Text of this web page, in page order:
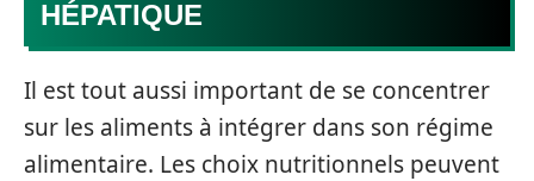
HÉPATIQUE
Il est tout aussi important de se concentrer
sur les aliments à intégrer dans son régime
alimentaire. Les choix nutritionnels peuvent